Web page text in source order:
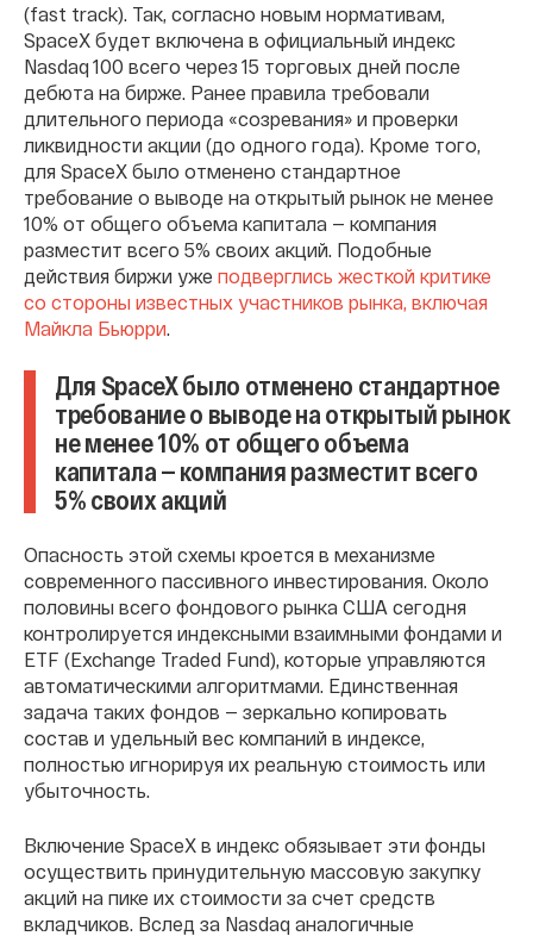
(fast track). Так, согласно новым нормативам,
SpaceX будет включена в официальный индекс
Nasdaq 100 всего через 15 торговых дней после
дебюта на бирже. Ранее правила требовали
длительного периода «созревания» и проверки
ликвидности акции (до одного года). Кроме того,
для SpaceX было отменено стандартное
требование о выводе на открытый рынок не менее
10% от общего объема капитала — компания
разместит всего 5% своих акций. Подобные
действия биржи уже подверглись жесткой критике
со стороны известных участников рынка, включая
Майкла Бьюрри
Для SpaceX было отменено стандартное
требование о выводе на открытый рынок
не менее 10% от общего объема
капитала — компания разместит всего
5% своих акций
Опасность этой схемы кроется в механизме
современного пассивного инвестирования. Около
половины всего фондового рынка США сегодня
контролируется индексными взаимными фондами и
ETF (Exchange Traded Fund), которые управляются
автоматическими алгоритмами. Единственная
задача таких фондов — зеркально копировать
состав и удельный вес компаний в индексе,
полностью игнорируя их реальную стоимость или
убыточность.
Включение SpaceX в индекс обязывает эти фонды
осуществить принудительную массовую закупку
акций на пике их стоимости за счет средств
вкладчиков. Вслед за Nasdaq аналогичные